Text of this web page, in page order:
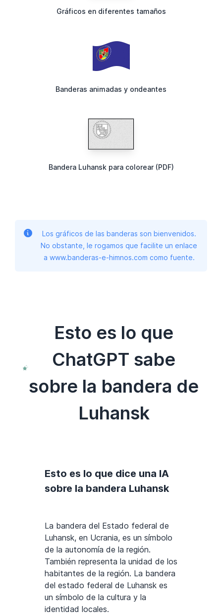
Gráficos en diferentes tamaños
Banderas animadas y ondeantes
Bandera Luhansk para colorear (PDF)
Los gráficos de las banderas son bienvenidos.
No obstante, le rogamos que facilite un enlace
a www.banderas-e-himnos.com como fuente.
Esto es lo que
ChatGPT sabe
sobre la bandera de
Luhansk
Esto es lo que dice una IA
sobre la bandera Luhansk
La bandera del Estado federal de
Luhansk, en Ucrania, es un símbolo
de la autonomía de la región.
También representa la unidad de los
habitantes de la región. La bandera
del estado federal de Luhansk es
un símbolo de la cultura y la
identidad locales.